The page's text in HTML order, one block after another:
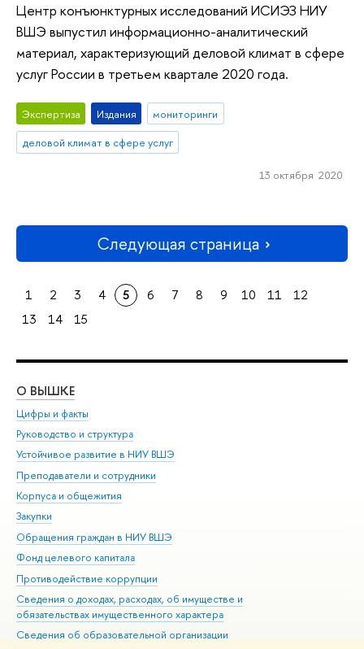
Центр конъюнктурных исследований ИСИЭЗ НИУ
ВШЭ выпустил информационно-аналитический
материал, характеризующий деловой климат в сфере
услуг России в третьем квартале 2020 года.
Экспертиза Издания
мониторинги
деловой климат в сфере услуг
13 октября 2020
Следующая страница
1 2 3 4 5 6 7 8 9 10 11
12
13
14 15
О ВЫШКЕ
Цифры и факты
Руководство и структура
Устойчивое развитие в НИУ ВШЭ
Преподаватели и сотрудники
Корпуса и общежития
Закупки
Обращения граждан в НИУ ВШЭ
Фонд целевого капитала
Противодействие коррупции
Сведения о доходах, расходах, об имуществе и
обязательствах имущественного характера
Сведения об образовательной организации